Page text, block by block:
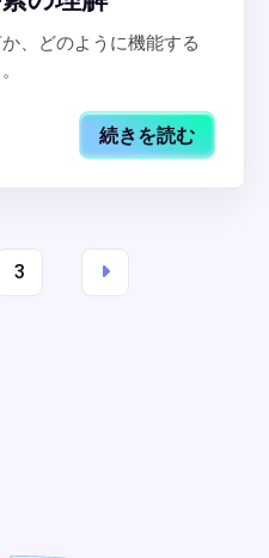
、どのように機能する
続きを読む
3